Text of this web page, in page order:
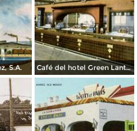
S.A. Café del hotel Green Lantern Inn